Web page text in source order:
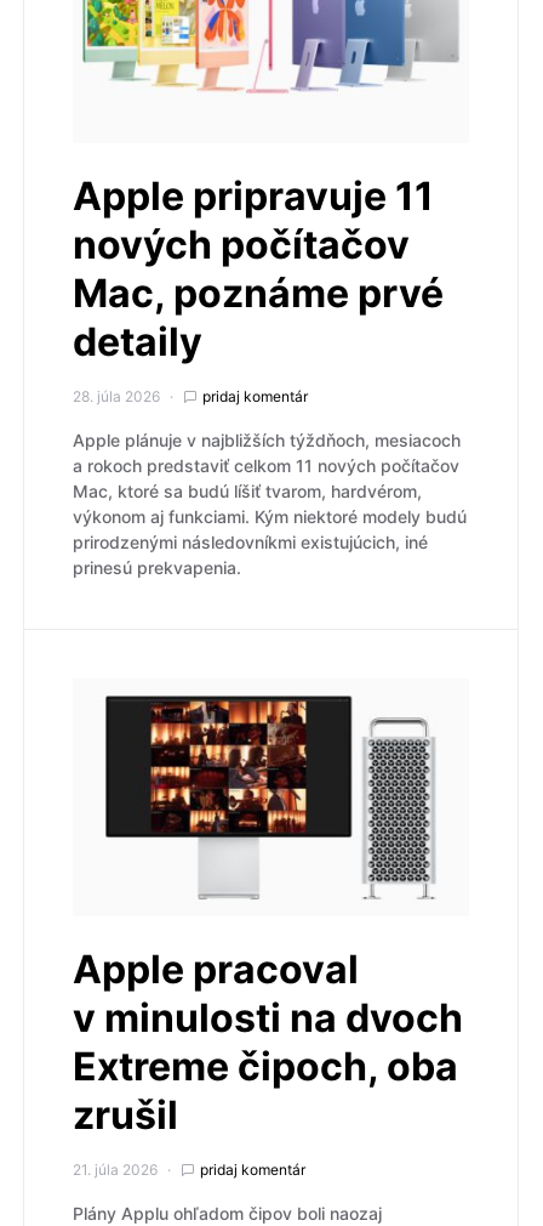
Apple pripravuje 11
nových počítačov
Mac, poznáme prvé
detaily
28. júla 2026 pridaj komentár
Apple plánuje v najbližších týždňoch, mesiacoch
a rokoch predstaviť celkom 11 nových počítačov
Mac, ktoré sa budú líšiť tvarom, hardvérom,
výkonom aj funkciami. Kým niektoré modely budú
prirodzenými následovníkmi existujúcich, iné
prinesú prekvapenia.
Apple pracoval
v minulosti na dvoch
Extreme čipoch, oba
zrušil
21. júla 2026 pridaj komentár
Plány Applu ohľadom čipov boli naozaj